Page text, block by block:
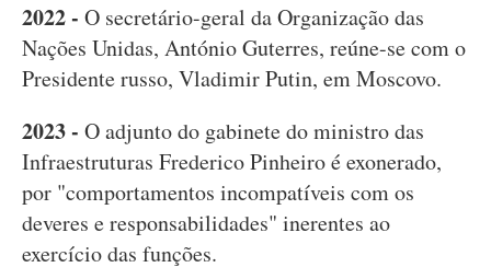
2022 - O secretário-geral da Organização das
Nações Unidas, António Guterres, reúne-se com o
Presidente russo, Vladimir Putin, em Moscovo.
2023 - O adjunto do gabinete do ministro das
Infraestruturas Frederico Pinheiro é exonerado,
por "comportamentos incompatíveis com os
deveres e responsabilidades" inerentes ao
exercício das funções.